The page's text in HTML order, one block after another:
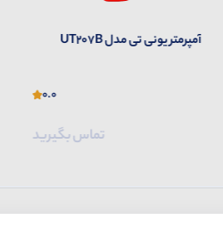
آمپرمتر یونی تی مدل UT207B
0.0
تماس بگیرید